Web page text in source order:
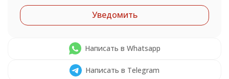
Уведомить
Написать в Whatsapp
Написать в Telegram